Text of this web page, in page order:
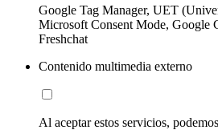
Google Tag Manager, UET
Microsoft Consent Mode, Google
Freshchat
Contenido multimedia externo
Al aceptar estos servicios,